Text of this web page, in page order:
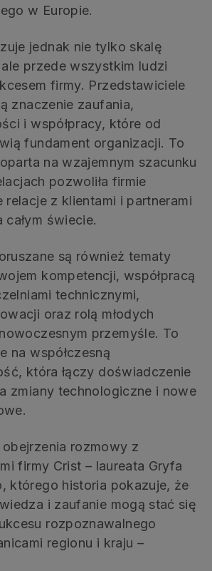
w Europie.
jednak nie tylko skalę
przede wszystkim ludzi
firmy. Przedstawiciele
znaczenie zaufania,
i współpracy, które od
fundament organizacji. To
na wzajemnym szacunku
pozwoliła firmie
relacje z klientami i partnerami
świecie.
są również tematy
kompetencji, współpracą
technicznymi,
oraz rolą młodych
przemyśle. To
na współczesną
która łączy doświadczenie
zmiany technologiczne i nowe
rozmowy z
firmy Crist – laureata Gryfa
którego historia pokazuje, że
i zaufanie mogą stać się
rozpoznawalnego
regionu i kraju –